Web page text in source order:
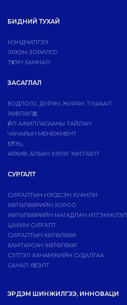
БИДНИЙ ТУХАЙ
МЭНДЧИЛГЭЭ
ЭРХЭМ ЗОРИЛГО
ТҮҮХЭН ЗАМНАЛ
ЗАСАГЛАЛ
БОДЛОГО, ДVРЭМ, ЖУРАМ, ТУШААЛ
ЗӨВЛӨЛҮҮД
ҮЙЛ АЖИЛЛАГААНЫ ТАЙЛАН
ЧАНАРЫН МЕНЕЖМЕНТ
БҮТЭЦ
АРХИВ, АЛБАН ХЭРЭГ ХӨТЛӨЛТ
СУРГАЛТ
СУРГАЛТЫН НЭГДСЭН ХУАНЛИ
ХӨТӨЛБӨРИЙН ХОРОО
ХӨТӨЛБӨРИЙН МАГАДЛАН ИТГЭМЖЛЭЛ
ЦАХИМ СУРГАЛТ
СУРГАЛТЫН ХӨТӨЛБӨР
ХАМТАРСАН ХӨТӨЛБӨР
СЭТГЭЛ ХАНАМЖИЙН СУДАЛГАА
САНАЛ ХҮСЭЛТ
ЭРДЭМ ШИНЖИЛГЭЭ, ИННОВАЦИ